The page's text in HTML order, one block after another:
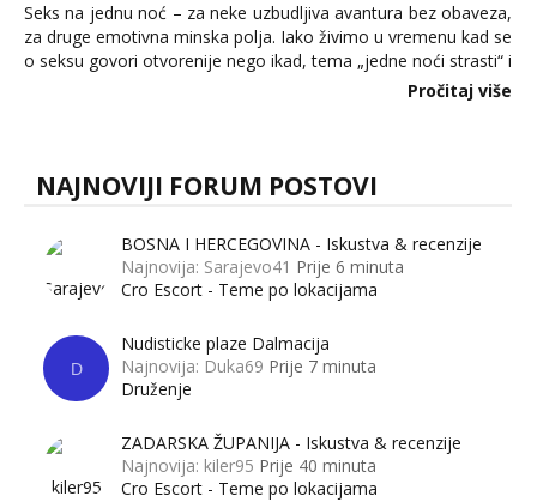
Seks na jednu noć – za neke uzbudljiva avantura bez obaveza,
za druge emotivna minska polja. Iako živimo u vremenu kad se
o seksu govori otvorenije nego ikad, tema „jedne noći strasti“ i
dalje izaziva burne rasprave. Što zapravo misle žene, a što
Pročitaj više
NAJNOVIJI FORUM POSTOVI
BOSNA I HERCEGOVINA - Iskustva & recenzije
Najnovija: Sarajevo41 Prije 6 minuta
Cro Escort - Teme po lokacijama
D
Nudisticke plaze Dalmacija
Najnovija: Duka69 Prije 7 minuta
Druženje
ZADARSKA ŽUPANIJA - Iskustva & recenzije
Najnovija: kiler95 Prije 40 minuta
Cro Escort - Teme po lokacijama